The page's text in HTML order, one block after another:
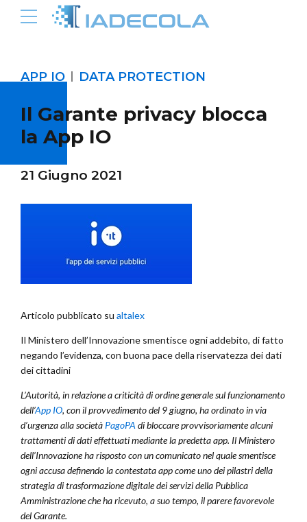
APP IO DATA PROTECTION
Il Garante privacy blocca
la App IO
21 Giugno 2021
Articolo pubblicato su altalex
Il Ministero dell’Innovazione smentisce ogni addebito, di fatto
negando l’evidenza, con buona pace della riservatezza dei dati
dei cittadini
L’Autorità, in relazione a criticità di ordine generale sul funzionamento
dell’App IO, con il provvedimento del 9 giugno, ha ordinato in via
d’urgenza alla società PagoPA di bloccare provvisoriamente alcuni
trattamenti di dati effettuati mediante la predetta app. Il Ministero
dell’Innovazione ha risposto con un comunicato nel quale smentisce
ogni accusa definendo la contestata app comeuno dei pilastri della
strategia di trasformazione digitale dei servizi della Pubblica
Amministrazione che ha ricevuto, a suo tempo, il parere favorevole
del Garante.